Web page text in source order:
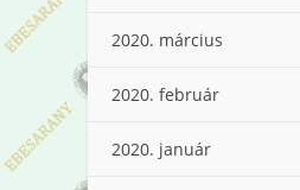
2020. március
2020. február
2020. január